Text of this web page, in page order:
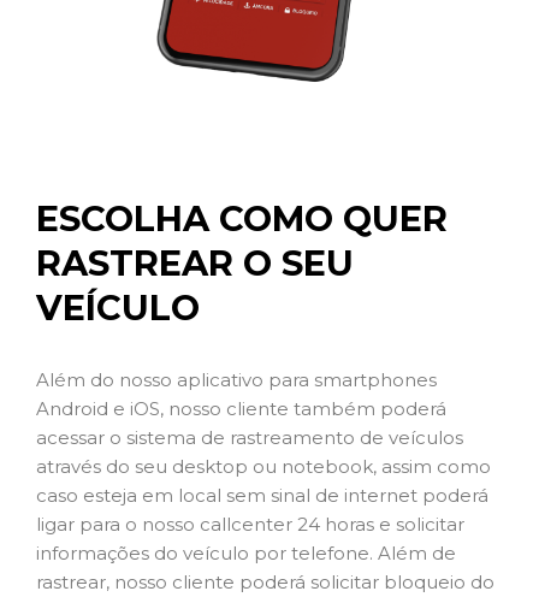
ESCOLHA COMO QUER
RASTREAR O SEU
VEÍCULO
Além do nosso aplicativo para smartphones
Android e iOS, nosso cliente também poderá
acessar o sistema de rastreamento de veículos
através do seu desktop ou notebook, assim como
caso esteja em local sem sinal de internet poderá
ligar para o nosso callcenter 24 horas e solicitar
informações do veículo por telefone. Além de
rastrear, nosso cliente poderá solicitar bloqueio do